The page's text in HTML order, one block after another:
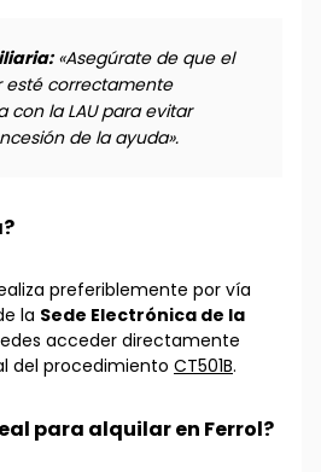
«Asegúrate de que el
esté correctamente
la LAU para evitar
de la ayuda».
preferiblemente por vía
la Sede Electrónica de la
acceder directamente
del procedimiento CT501B.
para alquilar en Ferrol?